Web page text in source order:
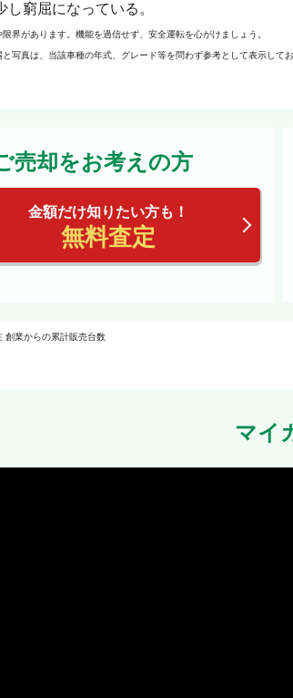
し窮屈になっている。
界があります。機能を過信せず、安全運転を心がけましょう。
写真は、当該車種の年式、グレード等を問わず参考として表示してお
売却をお考えの方
金額だけ知りたい方も！
無料査定
創業からの累計販売台数
マイ